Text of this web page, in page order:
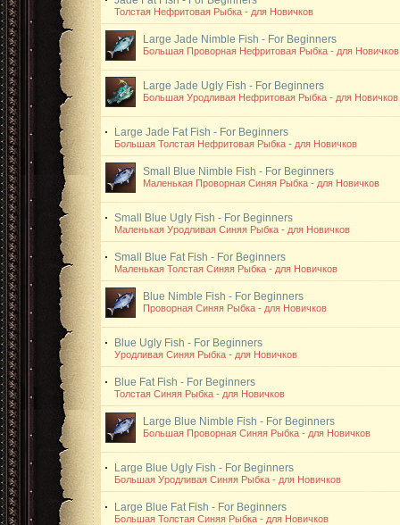
Толстая Нефритовая Рыбка - для Новичков
Large Jade Nimble Fish - For Beginners
Большая Проворная Нефритовая Рыбка - для Новичков
Large Jade Ugly Fish - For Beginners
Большая Уродливая Нефритовая Рыбка - для Новичков
Large Jade Fat Fish - For Beginners
Большая Толстая Нефритовая Рыбка - для Новичков
Small Blue Nimble Fish - For Beginners
Маленькая Проворная Синяя Рыбка - для Новичков
Small Blue Ugly Fish - For Beginners
Маленькая Уродливая Синяя Рыбка - для Новичков
Small Blue Fat Fish - For Beginners
Маленькая Толстая Синяя Рыбка - для Новичков
Blue Nimble Fish - For Beginners
Проворная Синяя Рыбка - для Новичков
Blue Ugly Fish - For Beginners
Уродливая Синяя Рыбка - для Новичков
Blue Fat Fish - For Beginners
Толстая Синяя Рыбка - для Новичков
Large Blue Nimble Fish - For Beginners
Большая Проворная Синяя Рыбка - для Новичков
Large Blue Ugly Fish - For Beginners
Большая Уродливая Синяя Рыбка - для Новичков
Large Blue Fat Fish - For Beginners
Большая Толстая Синяя Рыбка - для Новичков